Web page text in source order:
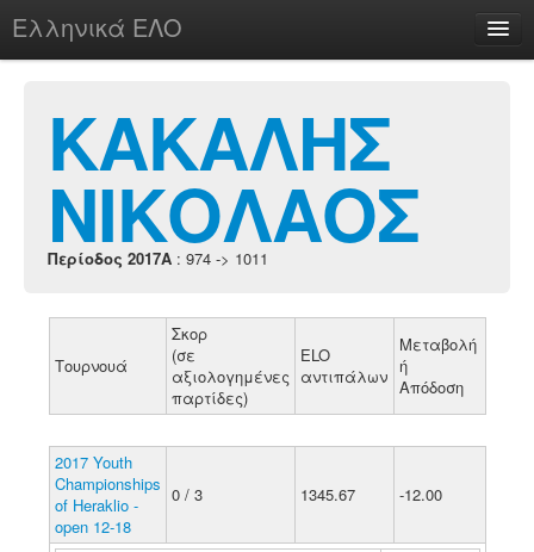
Ελληνικά ΕΛΟ
chesstu.be @ discord
Login
ΚΑΚΑΛΗΣ
ΝΙΚΟΛΑΟΣ
Περίοδος 2017A : 974 -> 1011
Τουρνουά
Σκορ
(σε
αξιολογημένες
παρτίδες)
ELO
αντιπάλων
Μεταβολή
ή
Απόδοση
2017 Youth
Championships
of Heraklio -
open 12-18
0 / 3 1345.67 -12.00